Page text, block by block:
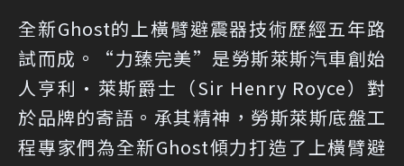
全新Ghost的上橫臂避震器技術歷經五年路
試而成。“力臻完美”是勞斯萊斯汽車創始
人亨利•萊斯爵士（Sir Henry Royce）對
於品牌的寄語。承其精神，勞斯萊斯底盤工
程專家們為全新Ghost傾力打造了上橫臂避